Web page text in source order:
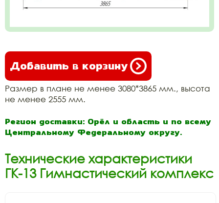
Добавить в корзину
Размер в плане не менее 3080*3865 мм., высота
не менее 2555 мм.
Регион доставки: Орёл и область и по всему
Центральному Федеральному округу.
Технические характеристики
ГК-13 Гимнастический комплекс